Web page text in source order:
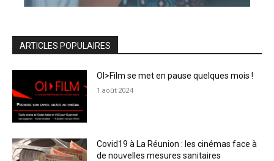
ARTICLES POPULAIRES
OI>Film se met en pause quelques mois !
1 août 2024
Covid19 à La Réunion : les cinémas face à
de nouvelles mesures sanitaires